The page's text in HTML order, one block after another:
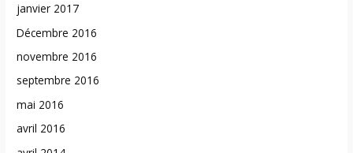
janvier 2017
Décembre 2016
novembre 2016
septembre 2016
mai 2016
avril 2016